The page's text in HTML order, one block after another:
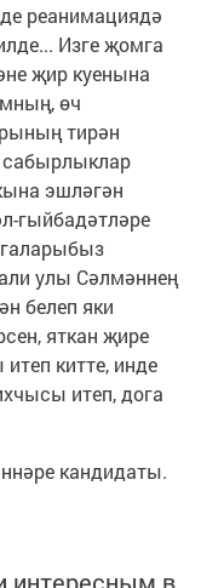
реанимациядә
Изге җомга
җир куенына
өч
тирән
сабырлыклар
эшләгән
гыйбадәтләре
улы Сәлмәннең
белеп яки
яткан җире
китте, инде
итеп, дога
кандидаты.
интересным в